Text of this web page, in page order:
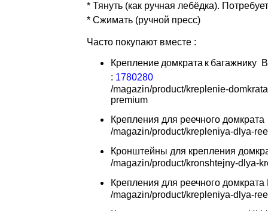
* Тянуть (как ручная лебёдка).
* Сжимать (ручной пресс)
Часто покупают вместе :
Крепление домкрата к багажнику
: 1780280
Крепления для реечного
Кронштейны для крепления
Крепления для реечного